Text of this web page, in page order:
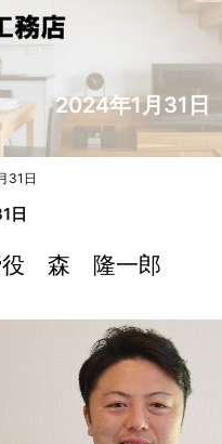
2024年1月31日
31日
日
役 森 隆一郎